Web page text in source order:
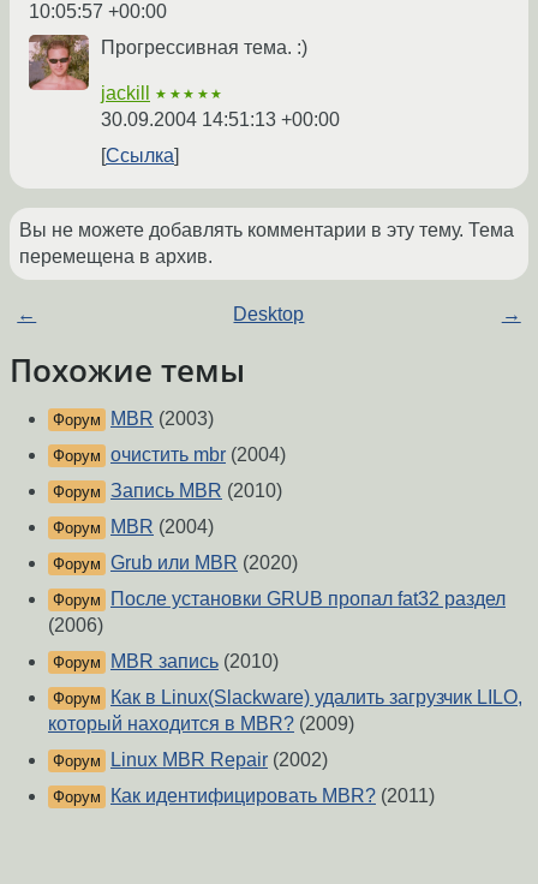
10:05:57 +00:00
Прогрессивная тема. :)
jackill ★★★★★
30.09.2004 14:51:13 +00:00
Ссылка
Вы не можете добавлять комментарии в эту тему. Тема
перемещена в архив.
← Desktop →
Похожие темы
Форум MBR (2003)
Форум очистить mbr (2004)
Форум Запись MBR (2010)
Форум MBR (2004)
Форум Grub или MBR (2020)
Форум
После установки GRUB пропал fat32 раздел
(2006)
Форум MBR запись (2010)
Форум
Как в Linux(Slackware) удалить загрузчик LILO,
который находится в MBR? (2009)
Форум Linux MBR Repair (2002)
Форум Как идентифицировать MBR? (2011)